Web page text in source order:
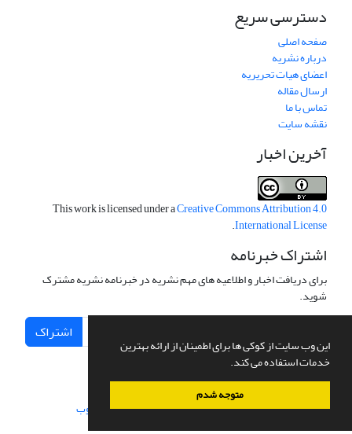
این وب سایت از کوکی ها برای اطمینان از ارائه بهترین
خدمات استفاده می کند.
متوجه شدم
دسترسی سریع
صفحه اصلی
درباره نشریه
اعضای هیات تحریریه
ارسال مقاله
تماس با ما
نقشه سایت
آخرین اخبار
This work is licensed under aCreative Commons Attribution 4.0
International License
.
اشتراک خبرنامه
برای دریافت اخبار و اطلاعیه های مهم نشریه در خبرنامه نشریه مشترک
شوید.
اشتراک
سامانه مدیریت نشریات علمی.طراحی و پیاده سازی از سیناوب